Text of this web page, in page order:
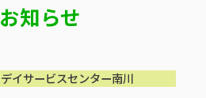
お知らせ
デイサービスセンター南川